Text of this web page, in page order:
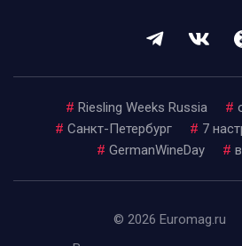
# Riesling Weeks Russia #
# Санкт-Петербург # 7
# GermanWineDay #
© 2026 Euromag.ru